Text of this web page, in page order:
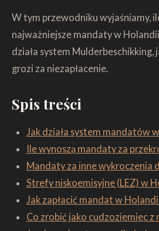
W tym przewodniku wyjaśniamy,
najważniejsze mandaty w
działa system Mulderbeschikking,
grozi za niezapłacenie.
Spis treści
Jak działa system mandatów
Ile wynoszą mandaty za
Mandaty za inne wykroczenia
Strefy niskoemisyjne (LEZ) w
Jak zapłacić mandat w
Co zrobić jako cudzoziemiec z